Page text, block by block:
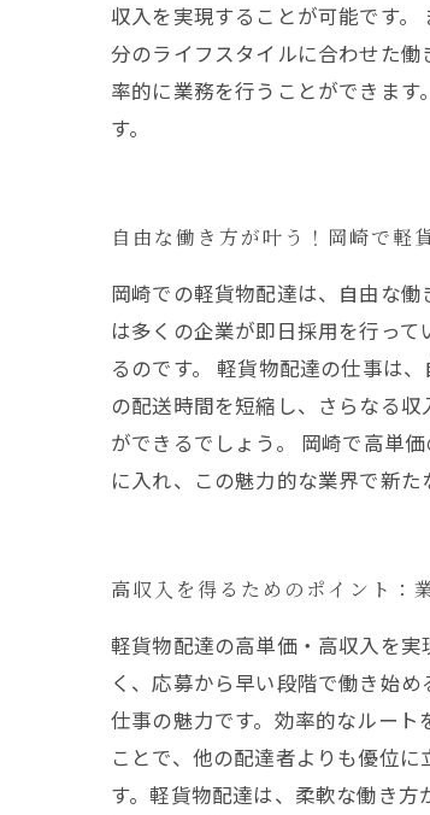
収入を実現することが可能です
分のライフスタイルに合わせた
率的に業務を行うことができま
す。
自由な働き方が叶う！岡崎で軽
岡崎での軽貨物配達は、自由な
は多くの企業が即日採用を行っ
るのです。 軽貨物配達の仕事は
の配送時間を短縮し、さらなる
ができるでしょう。 岡崎で高単
に入れ、この魅力的な業界で新た
高収入を得るためのポイント：
軽貨物配達の高単価・高収入を
く、応募から早い段階で働き始
仕事の魅力です。効率的なルー
ことで、他の配達者よりも優位
す。軽貨物配達は、柔軟な働き